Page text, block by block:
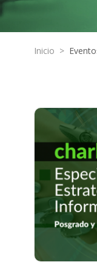
Inicio >